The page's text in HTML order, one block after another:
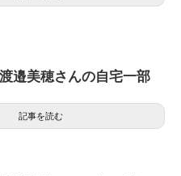
渡邉美穂さんの自宅一部
記事を読む